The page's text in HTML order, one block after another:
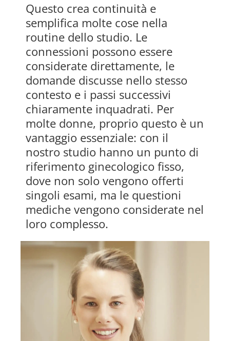
Questo crea continuità e
semplifica molte cose nella
routine dello studio. Le
connessioni possono essere
considerate direttamente, le
domande discusse nello stesso
contesto e i passi successivi
chiaramente inquadrati. Per
molte donne, proprio questo è un
vantaggio essenziale: con il
nostro studio hanno un punto di
riferimento ginecologico fisso,
dove non solo vengono offerti
singoli esami, ma le questioni
mediche vengono considerate nel
loro complesso.